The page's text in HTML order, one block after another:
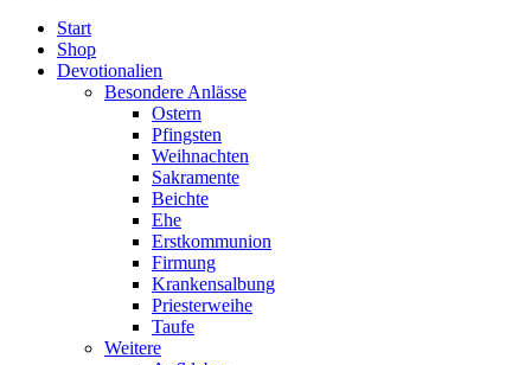
Start
Shop
Devotionalien
Besondere Anlässe
Ostern
Pfingsten
Weihnachten
Sakramente
Beichte
Ehe
Erstkommunion
Firmung
Krankensalbung
Priesterweihe
Taufe
Weitere